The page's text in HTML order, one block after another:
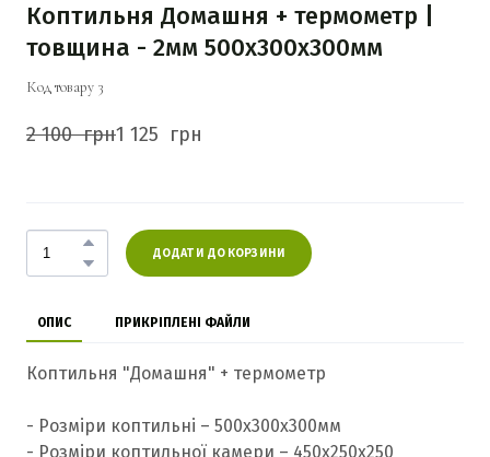
Коптильня Домашня + термометр |
товщина - 2мм 500х300х300мм
Код товару 3
2 100  грн1 125  грн
ДОДАТИ ДО КОРЗИНИ
ОПИС ПРИКРІПЛЕНІ ФАЙЛИ
Коптильня "Домашня" + термометр
- Розміри коптильні – 500х300х300мм
- Розміри коптильної камери – 450х250х250